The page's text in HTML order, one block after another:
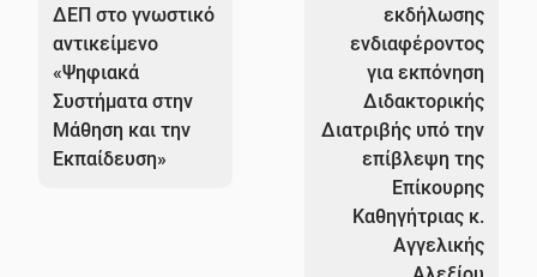
ΔΕΠ στο γνωστικό
αντικείμενο
«Ψηφιακά
Συστήματα στην
Μάθηση και την
Εκπαίδευση»
εκδήλωσης
ενδιαφέροντος
για εκπόνηση
Διδακτορικής
Διατριβής υπό την
επίβλεψη της
Επίκουρης
Καθηγήτριας κ.
Αγγελικής